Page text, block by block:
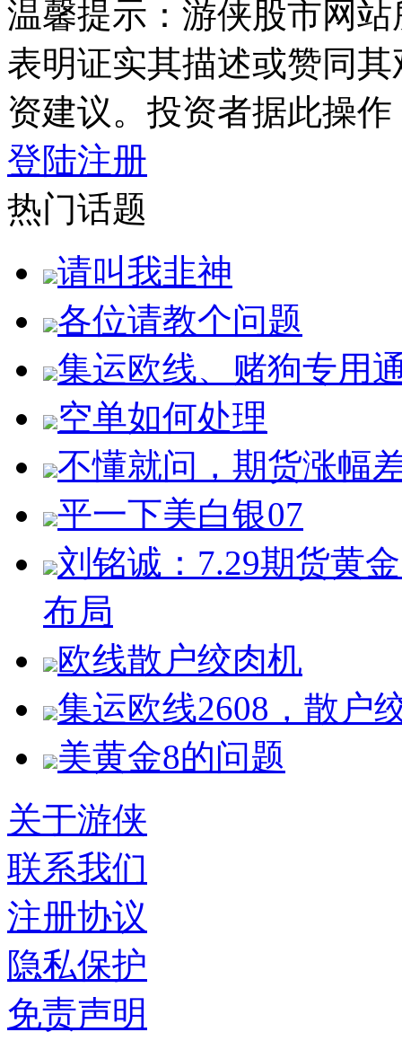
温馨提示：游侠股市网
表明证实其描述或赞同
资建议。投资者据此操
登陆注册
热门话题
请叫我韭神
各位请教个问题
集运欧线、赌狗专用
空单如何处理
不懂就问，期货涨幅
平一下美白银07
刘铭诚：7.29期货黄
布局
欧线散户绞肉机
集运欧线2608，散户
美黄金8的问题
关于游侠
联系我们
注册协议
隐私保护
免责声明